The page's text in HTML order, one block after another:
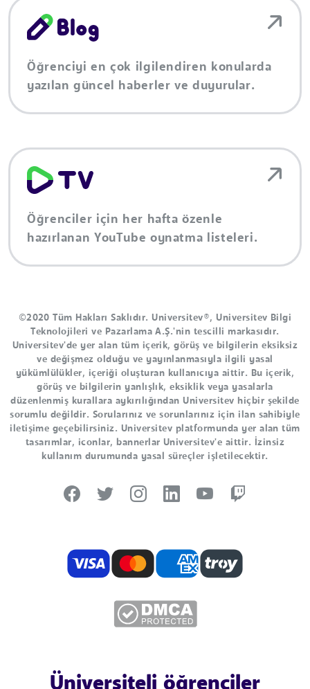
Öğrenciyi en çok ilgilendiren konularda
yazılan güncel haberler ve duyurular.
Öğrenciler için her hafta özenle
hazırlanan YouTube oynatma listeleri.
©2020 Tüm Hakları Saklıdır. Universitev®, Universitev Bilgi
Teknolojileri ve Pazarlama A.Ş.'nin tescilli markasıdır.
Universitev'de yer alan tüm içerik, görüş ve bilgilerin eksiksiz
ve değişmez olduğu ve yayınlanmasıyla ilgili yasal
yükümlülükler, içeriği oluşturan kullanıcıya aittir. Bu içerik,
görüş ve bilgilerin yanlışlık, eksiklik veya yasalarla
düzenlenmiş kurallara aykırılığından Universitev hiçbir şekilde
sorumlu değildir. Sorularınız ve sorunlarınız için ilan sahibiyle
iletişime geçebilirsiniz. Universitev platformunda yer alan tüm
tasarımlar, iconlar, bannerlar Universitev'e aittir. İzinsiz
kullanım durumunda yasal süreçler işletilecektir.
Üniversiteli öğrenciler